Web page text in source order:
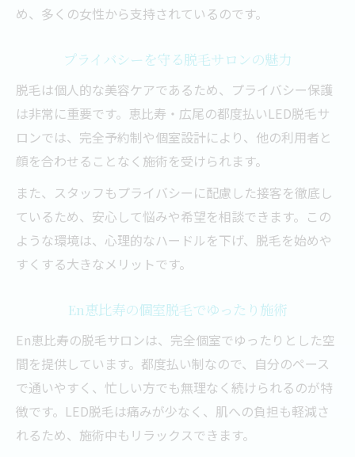
め、多くの女性から支持されているのです。
プライバシーを守る脱毛サロンの魅力
脱毛は個人的な美容ケアであるため、プライバシー保護
は非常に重要です。恵比寿・広尾の都度払いLED脱毛サ
ロンでは、完全予約制や個室設計により、他の利用者と
顔を合わせることなく施術を受けられます。
また、スタッフもプライバシーに配慮した接客を徹底し
ているため、安心して悩みや希望を相談できます。この
ような環境は、心理的なハードルを下げ、脱毛を始めや
すくする大きなメリットです。
En恵比寿の個室脱毛でゆったり施術
En恵比寿の脱毛サロンは、完全個室でゆったりとした空
間を提供しています。都度払い制なので、自分のペース
で通いやすく、忙しい方でも無理なく続けられるのが特
徴です。LED脱毛は痛みが少なく、肌への負担も軽減さ
れるため、施術中もリラックスできます。